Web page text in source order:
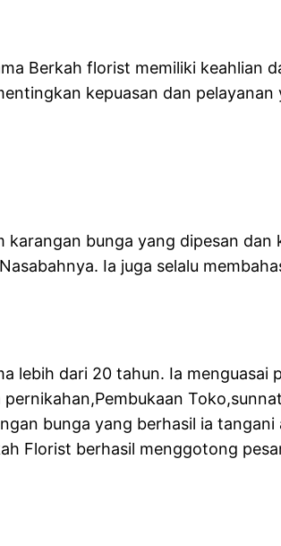
Berkah florist memiliki keahlian
kepuasan dan
bunga yang dipesan
Ia juga selalu
lebih dari 20 tahun. Ia menguasai
bunga yang berhasil ia
Florist berhasil menggotong